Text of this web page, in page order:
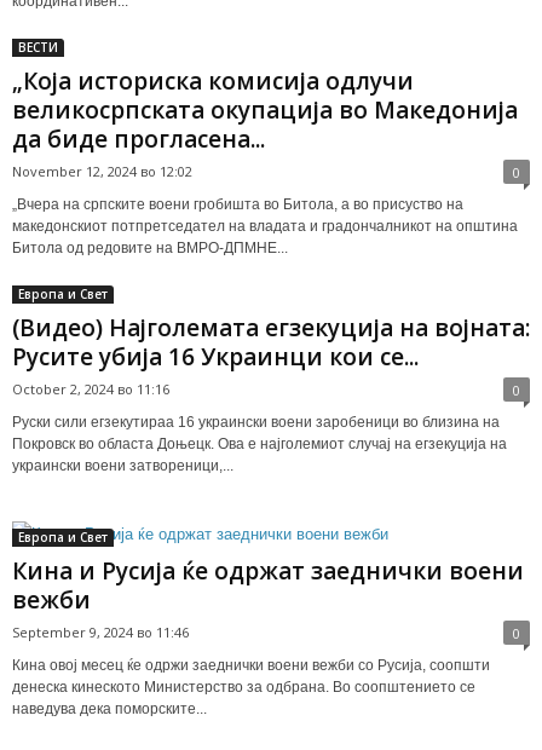
ВЕСТИ
„Која историска комисија одлучи
великосрпската окупација во Македонија
да биде прогласена...
November 12, 2024 во 12:02 0
„Вчера на српските воени гробишта во Битола, а во присуство на
македонскиот потпретседател на владата и градончалникот на општина
Битола од редовите на ВМРО-ДПМНЕ...
Европа и Свет
(Видео) Најголемата егзекуција на војната:
Русите убија 16 Украинци кои се...
October 2, 2024 во 11:16 0
Руски сили егзекутираа 16 украински воени заробеници во близина на
Покровск во областа Доњецк. Ова е најголемиот случај на егзекуција на
украински воени затвореници,...
Европа и Свет
Кина и Русија ќе одржат заеднички воени
вежби
September 9, 2024 во 11:46 0
Кина овој месец ќе одржи заеднички воени вежби со Русија, соопшти
денеска кинеското Министерство за одбрана. Во соопштението се
наведува дека поморските...